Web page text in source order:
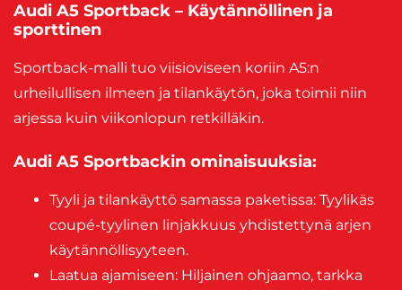
Audi A5 Sportback – Käytännöllinen ja
sporttinen
Sportback-malli tuo viisioviseen koriin A5:n
urheilullisen ilmeen ja tilankäytön, joka toimii niin
arjessa kuin viikonlopun retkilläkin.
Audi A5 Sportbackin ominaisuuksia:
Tyyli ja tilankäyttö samassa paketissa: Tyylikäs
coupé-tyylinen linjakkuus yhdistettynä arjen
käytännöllisyyteen.
Laatua ajamiseen: Hiljainen ohjaamo, tarkka